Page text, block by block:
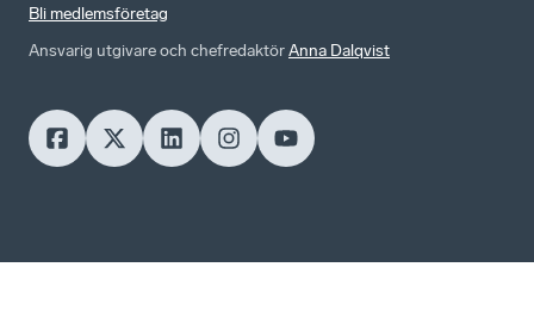
Bli medlemsföretag
Ansvarig utgivare och chefredaktörAnna Dalqvist